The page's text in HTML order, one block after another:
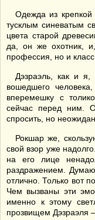
Одежда из
тусклым синеватым
цвета старой
да, он же охотник,
профессия, но и
Дэзраэль, как и я,
вошедшего
вперемешку с
сейчас перед ним.
спросить, но
Рокшар же,
свой взор уже
на его лице
раздражением.
отлично. Только вот
Чем вызваны эти
именно к этому
прозвищем